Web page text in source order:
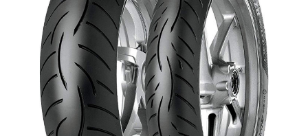
Marki
Kontakt